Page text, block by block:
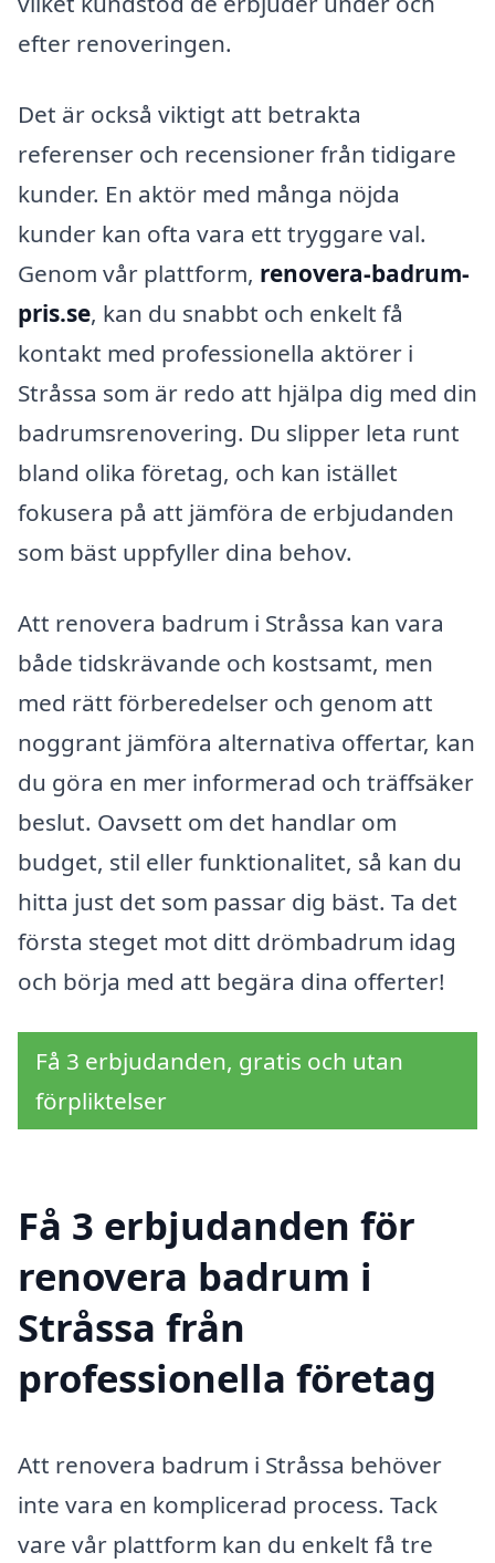
efter renoveringen.
Det är också viktigt att betrakta
referenser och recensioner från tidigare
kunder. En aktör med många nöjda
kunder kan ofta vara ett tryggare val.
Genom vår plattform, renovera-badrum-
pris.se, kan du snabbt och enkelt få
kontakt med professionella aktörer i
Stråssa som är redo att hjälpa dig med din
badrumsrenovering. Du slipper leta runt
bland olika företag, och kan istället
fokusera på att jämföra de erbjudanden
som bäst uppfyller dina behov.
Att renovera badrum i Stråssa kan vara
både tidskrävande och kostsamt, men
med rätt förberedelser och genom att
noggrant jämföra alternativa offertar, kan
du göra en mer informerad och träffsäker
beslut. Oavsett om det handlar om
budget, stil eller funktionalitet, så kan du
hitta just det som passar dig bäst. Ta det
första steget mot ditt drömbadrum idag
och börja med att begära dina offerter!
Få 3 erbjudanden, gratis och utan
förpliktelser
Få 3 erbjudanden för
renovera badrum i
Stråssa från
professionella företag
Att renovera badrum i Stråssa behöver
inte vara en komplicerad process. Tack
vare vår plattform kan du enkelt få tre